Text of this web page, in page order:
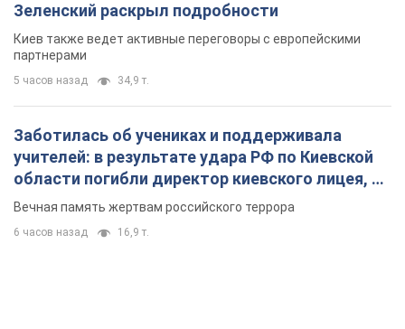
Зеленский раскрыл подробности
Киев также ведет активные переговоры с европейскими
партнерами
5 часов назад 34,9 т.
Заботилась об учениках и поддерживала
учителей: в результате удара РФ по Киевской
области погибли директор киевского лицея, её
муж и внук
Вечная память жертвам российского террора
6 часов назад 16,9 т.